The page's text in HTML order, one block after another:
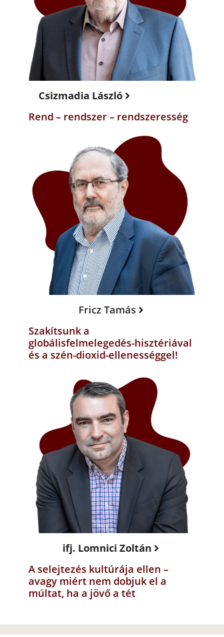
Csizmadia László
Rend – rendszer – rendszeresség
Fricz Tamás
Szakítsunk a
globálisfelmelegedés-hisztériával
és a szén-dioxid-ellenességgel!
ifj. Lomnici Zoltán
A selejtezés kultúrája ellen –
avagy miért nem dobjuk el a
múltat, ha a jövő a tét